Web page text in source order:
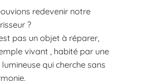
redevenir notre
?
pas un objet à réparer,
vivant , habité par une
qui cherche sans